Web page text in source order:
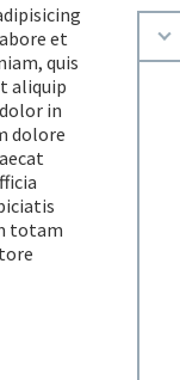
et
quis
aliquip
in
dolore
totam